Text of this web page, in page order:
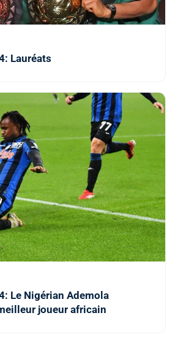
Lauréats
Le Nigérian Ademola
joueur africain